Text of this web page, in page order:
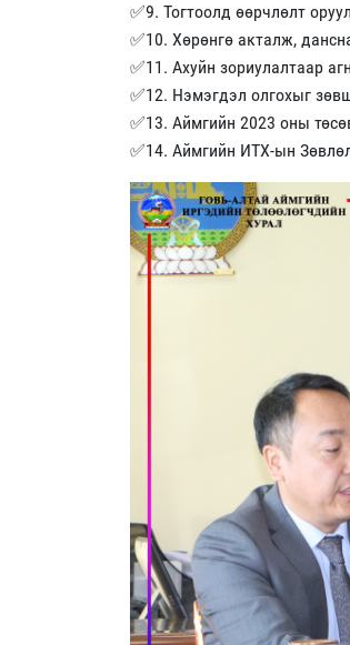
✅9. Тогтоолд өөрчлөлт
✅10. Хөрөнгө акталж,
✅11. Ахуйн зориулалтаар
✅12. Нэмэгдэл олгохыг
✅13. Аймгийн 2023 оны
✅14. Аймгийн ИТХ-ын